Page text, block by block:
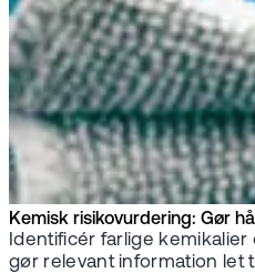
Kemisk risikovurdering: Gør
Identificér farlige
gør relevant information let